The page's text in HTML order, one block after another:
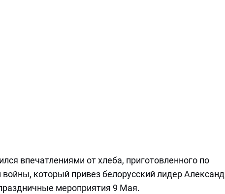
впечатлениями от хлеба, приготовленного по
который привез белорусский лидер
мероприятия 9 Мая.